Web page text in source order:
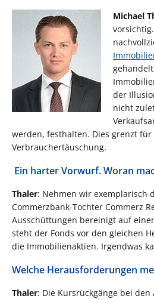
Michael
der
nicht
werden, festhalten. Dies grenzt für
Verbrauchertäuschung.
Ein harter Vorwurf. Woran
Thaler: Nehmen wir exemplarisch
Commerzbank-Tochter Commerz
Ausschüttungen bereinigt auf
steht der Fonds vor den gleichen
die Immobilienaktien. Irgendwas
Welche Herausforderungen
Thaler: Die Kursrückgänge bei